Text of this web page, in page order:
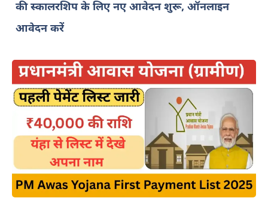
की स्कालरशिप के लिए नए आवेदन शुरू, ऑनलाइन
आवेदन करें